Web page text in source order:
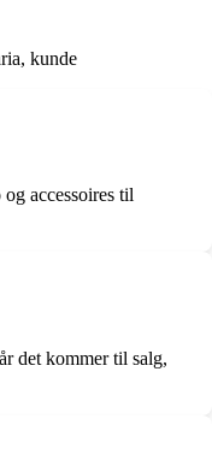
kunde
accessoires til
det kommer til salg,